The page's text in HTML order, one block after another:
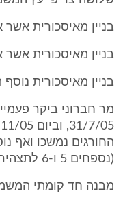
בניין מאיסכורית
בניין מאיסכורית
בניין מאיסכורית
מר חברוני ביקר
החורגים נמשכו ואף
(נספחים 5 ו-6 לתצהירו):
מבנה חד קומתי המשמש